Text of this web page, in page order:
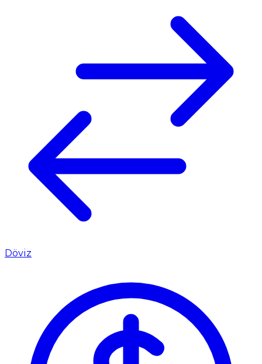
Döviz